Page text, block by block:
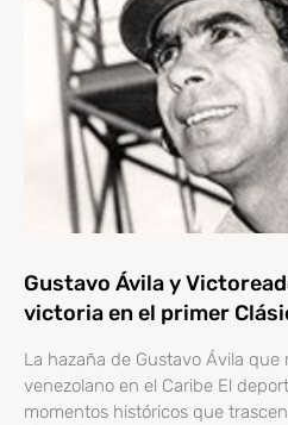
Gustavo Ávila y
victoria en el primer
La hazaña de Gustavo Ávila que
venezolano en el Caribe El
momentos históricos que